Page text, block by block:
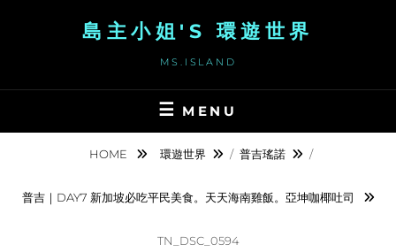
島主小姐'S 環遊世界
MS.ISLAND
MENU
HOME 環遊世界 / 普吉瑤諾 /
普吉｜DAY7 新加坡必吃平民美食。天天海南雞飯。亞坤咖椰吐司
TN_DSC_0594